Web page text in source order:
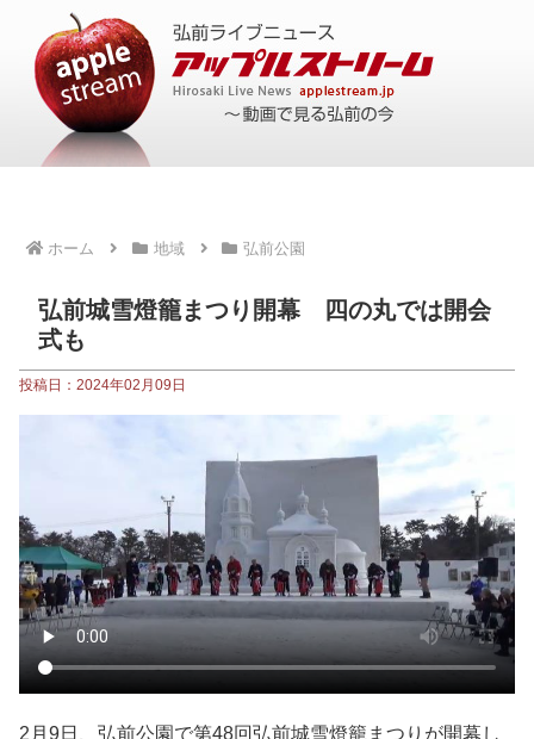
ホーム 地域 弘前公園
弘前城雪燈籠まつり開幕 四の丸では開会
式も
投稿日：2024年02月09日
2月9日、弘前公園で第48回弘前城雪燈籠まつりが開幕し